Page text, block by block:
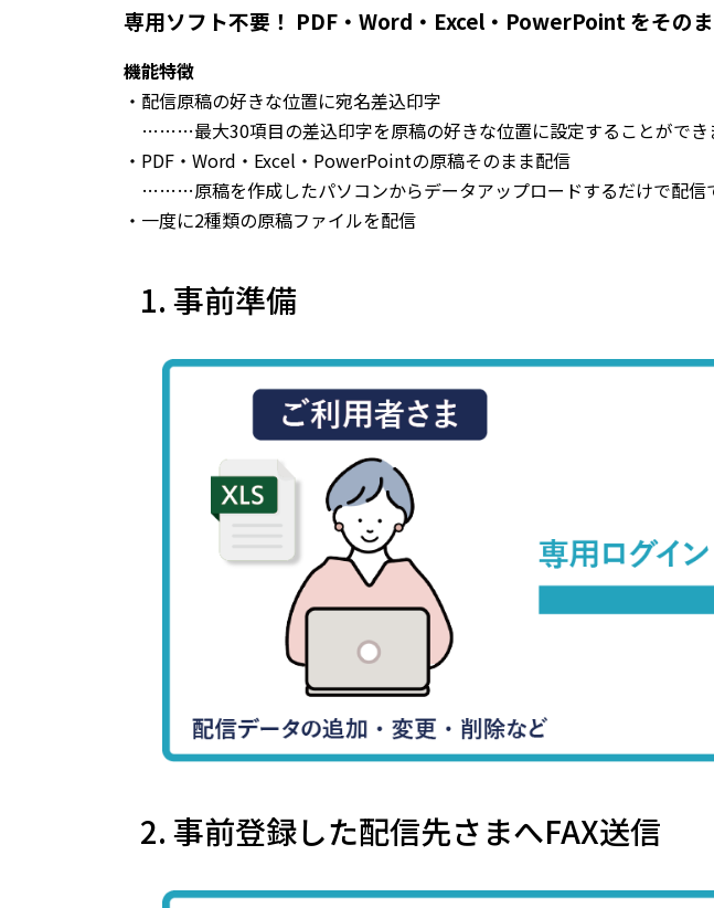
専用ソフト不要！ PDF・Word・Excel・PowerPoint をそのま
機能特徴
・配信原稿の好きな位置に宛名差込印字
………最大30項目の差込印字を原稿の好きな位置に設定することができ
・PDF・Word・Excel・PowerPointの原稿そのまま配信
………原稿を作成したパソコンからデータアップロードするだけで配信
・一度に2種類の原稿ファイルを配信
1. 事前準備
2. 事前登録した配信先さまへFAX送信